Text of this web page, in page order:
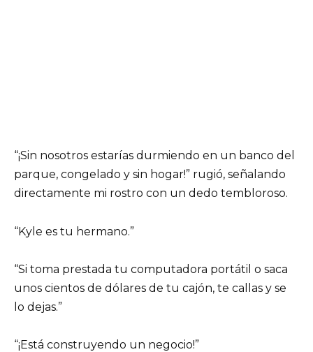
“¡Sin nosotros estarías durmiendo en un banco del
parque, congelado y sin hogar!” rugió, señalando
directamente mi rostro con un dedo tembloroso.
“Kyle es tu hermano.”
“Si toma prestada tu computadora portátil o saca
unos cientos de dólares de tu cajón, te callas y se
lo dejas.”
“¡Está construyendo un negocio!”